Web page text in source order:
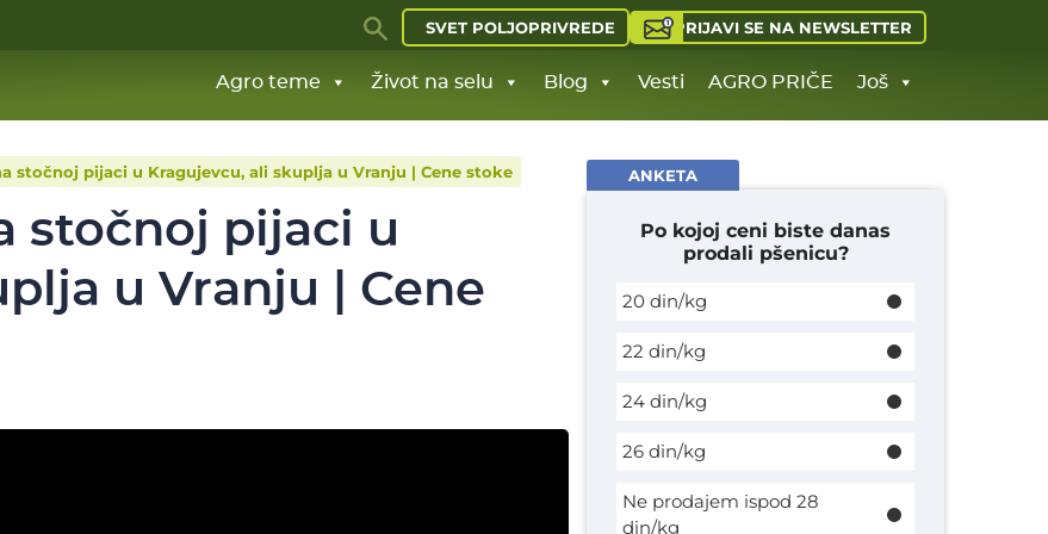
SVET POLJOPRIVREDE PRIJAVI SE NA NEWSLETTER
Agro teme Život na selu Blog Vesti AGRO PRIČE Još
stočnoj pijaci u Kragujevcu, ali skuplja u Vranju | Cene stoke
stočnoj pijaci u
u Vranju | Cene
ANKETA
Po kojoj ceni biste danas
prodali pšenicu?
20 din/kg
22 din/kg
24 din/kg
26 din/kg
Ne prodajem ispod 28
din/kg